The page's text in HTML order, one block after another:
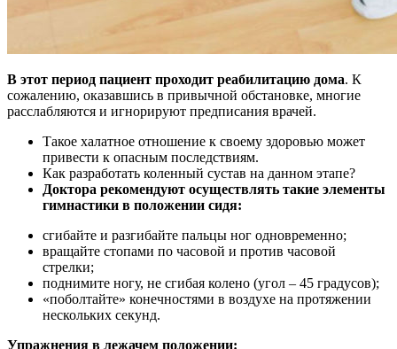
В этот период пациент проходит реабилитацию дома. К
сожалению, оказавшись в привычной обстановке, многие
расслабляются и игнорируют предписания врачей.
Такое халатное отношение к своему здоровью может
привести к опасным последствиям.
Как разработать коленный сустав на данном этапе?
Доктора рекомендуют осуществлять такие элементы
гимнастики в положении сидя:
сгибайте и разгибайте пальцы ног одновременно;
вращайте стопами по часовой и против часовой
стрелки;
поднимите ногу, не сгибая колено (угол – 45 градусов);
«поболтайте» конечностями в воздухе на протяжении
нескольких секунд.
Упражнения в лежачем положении: